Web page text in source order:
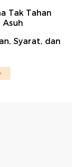
Tak Tahan
Asuh
Syarat, dan